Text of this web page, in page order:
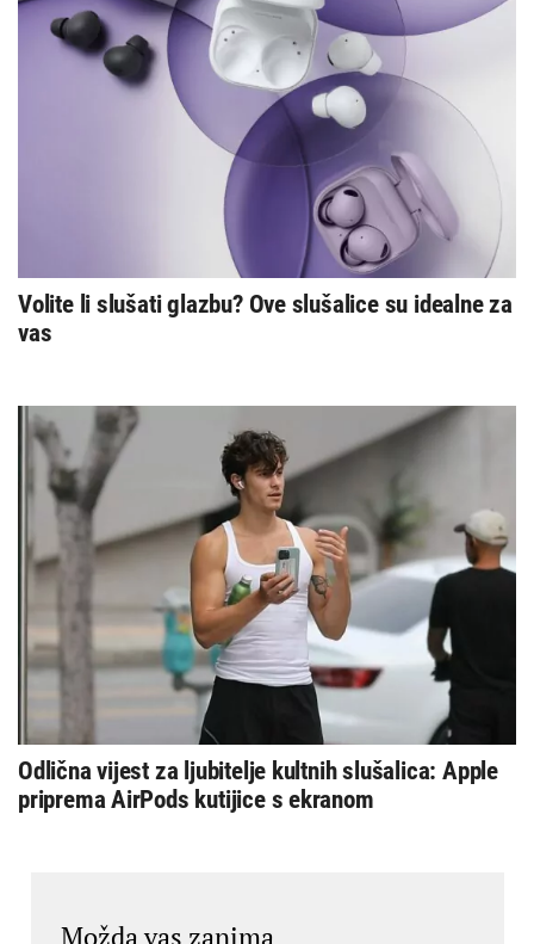
Volite li slušati glazbu? Ove slušalice su idealne za
vas
Odlična vijest za ljubitelje kultnih slušalica: Apple
priprema AirPods kutijice s ekranom
Možda vas zanima